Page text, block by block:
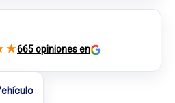
★665 opiniones en